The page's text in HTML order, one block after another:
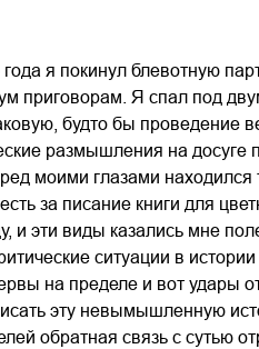
я покинул блевотную
приговорам. Я спал под
будто бы проведение
размышления на досуге
моими глазами
за писание книги для
и эти виды казались мне
ситуации в
на пределе и вот удары
эту невымышленную
обратная связь с сутью